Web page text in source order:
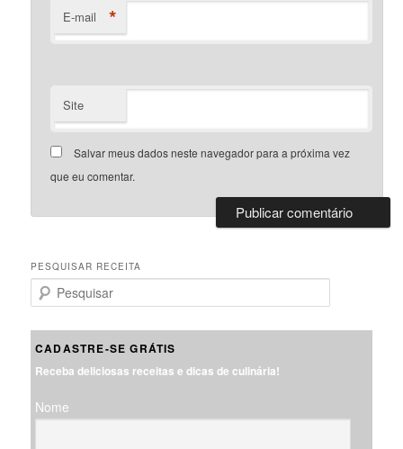
E-mail *
Site
Salvar meus dados neste navegador para a próxima vez
que eu comentar.
PESQUISAR RECEITA
e
u
a
CADASTRE-SE GRÁTIS
Receba deliciosas receitas e dicas de culinária!
Nome